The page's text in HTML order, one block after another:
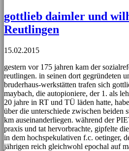
gottlieb daimler und
Reutlingen
15.02.2015
gestern vor 175 jahren kam der
reutlingen. in seinen dort gegründeten
bruderhaus-werkstätten trafen sich
maybach, die autopioniere, der 1. als
20 jahre in RT und TÜ läden hatte,
über die unterschiede zwischen beiden
km auseinanderliegen. während der
praxis und tat hervorbrachte, gipfelte
in dem hochspekulativen f.c. oetinger,
jährigen reich gleichwohl epochal auf